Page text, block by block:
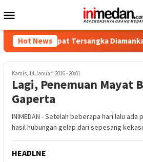
ke
Mobile
Hot News
Empat Tersangka Diamankan
Kamis, 14 Januari 2016 - 20:01
Lagi, Penemuan Mayat
Gaperta
INIMEDAN - Setelah beberapa hari lalu ada
hasil hubungan gelap dari sepesang
HEADLNE